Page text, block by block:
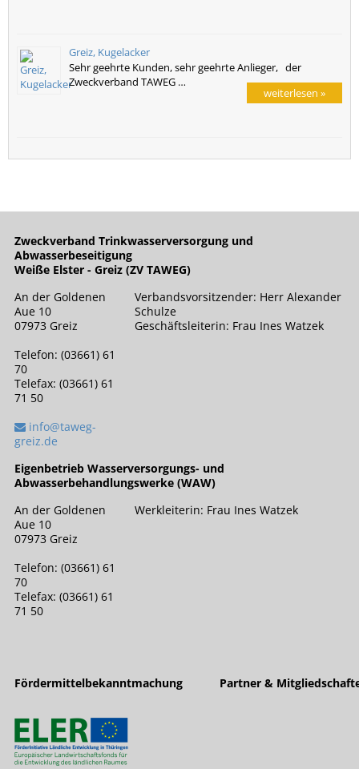
Greiz, Kugelacker
Sehr geehrte Kunden, sehr geehrte Anlieger, der
Zweckverband TAWEG …
weiterlesen »
Zweckverband Trinkwasserversorgung und
Abwasserbeseitigung
Weiße Elster - Greiz (ZV TAWEG)
An der Goldenen
Aue 10
07973 Greiz
Telefon: (03661) 61
70
Telefax: (03661) 61
71 50
info@taweg-
greiz.de
Verbandsvorsitzender: Herr Alexander
Schulze
Geschäftsleiterin: Frau Ines Watzek
Eigenbetrieb Wasserversorgungs- und
Abwasserbehandlungswerke (WAW)
An der Goldenen
Aue 10
07973 Greiz
Telefon: (03661) 61
70
Telefax: (03661) 61
71 50
Werkleiterin: Frau Ines Watzek
Fördermittelbekanntmachung Partner &